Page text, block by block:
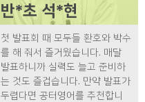
반*초 석*현
첫 발표회 때 모두들 환호와 박수
를 해 줘서 즐거웠습니다. 매달
발표하니까 실력도 늘고 준비하
는 것도 즐겁습니다. 만약 발표가
두렵다면 공터영어를 추천합니